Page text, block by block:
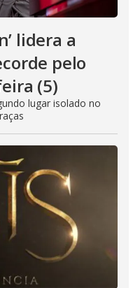
lidera a
pelo
(5)
lugar isolado no